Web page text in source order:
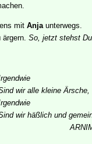
mit Anjaunterwegs.
So, jetzt stehst
wir alle kleine Ärsche,
wir häßlich und